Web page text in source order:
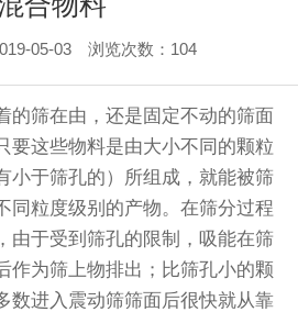
05-03 浏览次数： 104
的筛在由，还是固定不动的筛面
要这些物料是由大小不同的颗粒
小于筛孔的）所组成，就能被筛
同粒度级别的产物。在筛分过程
由于受到筛孔的限制，吸能在筛
作为筛上物排出；比筛孔小的颗
数进入 震动筛筛面后很快就从靠